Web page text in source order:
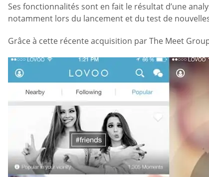
Ses fonctionnalités sont en fait le résultat d’une
notamment lors du lancement et du test de
Grâce à cette récente acquisition par The Meet